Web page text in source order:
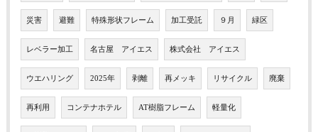
災害 避難 特殊形状フレーム 加工受託 ９月 緑区
レベラー加工 名古屋 アイエス 株式会社 アイエス
ウエハリング 2025年 剥離 再メッキ リサイクル 廃棄
再利用 コンテナホテル AT樹脂フレーム 軽量化